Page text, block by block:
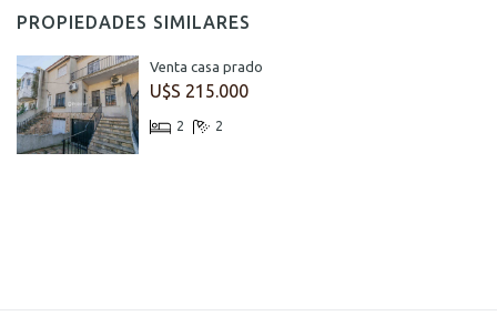
PROPIEDADES SIMILARES
Venta casa prado
U$S 215.000
2 2